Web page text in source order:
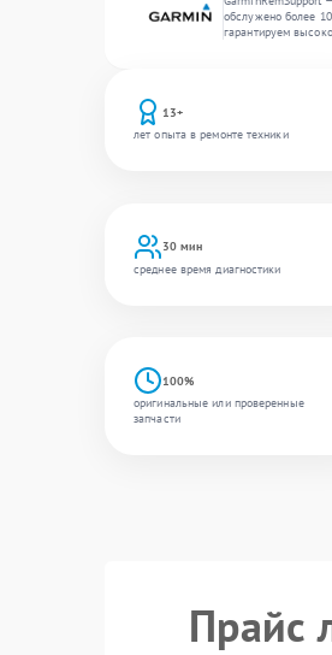
обслужено более
гарантируем
13+
лет опыта в ремонте техники
30 мин
среднее время диагностики
100%
оригинальные или проверенные
запчасти
Прайс